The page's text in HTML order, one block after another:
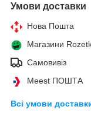
Умови доставки
Нова Пошта
Магазини
Самовивіз
Meest ПОШТА
Всі умови